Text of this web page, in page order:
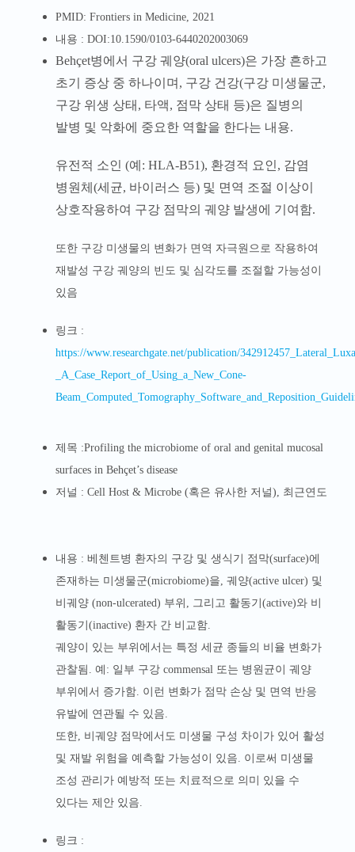
PMID: Frontiers in Medicine, 2021
내용 : DOI:10.1590/0103-6440202003069
Behçet병에서 구강 궤양(oral ulcers)은 가장 흔하고
초기 증상 중 하나이며, 구강 건강(구강 미생물군,
구강 위생 상태, 타액, 점막 상태 등)은 질병의
발병 및 악화에 중요한 역할을 한다는 내용.
유전적 소인 (예: HLA-B51), 환경적 요인, 감염
병원체(세균, 바이러스 등) 및 면역 조절 이상이
상호작용하여 구강 점막의 궤양 발생에 기여함.
또한 구강 미생물의 변화가 면역 자극원으로 작용하여
재발성 구강 궤양의 빈도 및 심각도를 조절할 가능성이
있음
링크 :
https://www.researchgate.net/publication/
_A_Case_Report_of_Using_a_New_Cone-
제목 :Profiling the microbiome of oral and genital mucosal
surfaces in Behçet’s disease
저널 : Cell Host & Microbe (혹은 유사한 저널), 최근연도
내용 : 베첸트병 환자의 구강 및 생식기 점막(surface)에
존재하는 미생물군(microbiome)을, 궤양(active ulcer) 및
비궤양 (non-ulcerated) 부위, 그리고 활동기(active)와 비
활동기(inactive) 환자 간 비교함.
궤양이 있는 부위에서는 특정 세균 종들의 비율 변화가
관찰됨. 예: 일부 구강 commensal 또는 병원균이 궤양
부위에서 증가함. 이런 변화가 점막 손상 및 면역 반응
유발에 연관될 수 있음.
또한, 비궤양 점막에서도 미생물 구성 차이가 있어 활성
및 재발 위험을 예측할 가능성이 있음. 이로써 미생물
조성 관리가 예방적 또는 치료적으로 의미 있을 수
있다는 제안 있음.
링크 :